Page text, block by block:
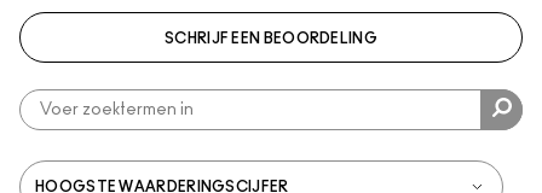
SCHRIJF EEN BEOORDELING